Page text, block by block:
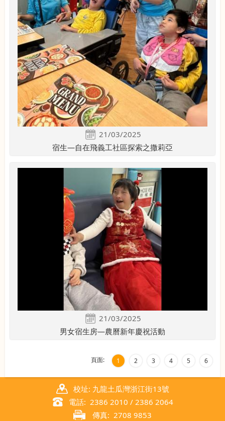
21/03/2025
宿生—自在飛義工社區探索之撒莉亞
21/03/2025
男女宿生房—農曆新年慶祝活動
頁面: 1 2 3 4 5 6
校址: 九龍土瓜灣浙江街13號
電話: 2386 2010 / 2386 2064
傳真: 2708 9853